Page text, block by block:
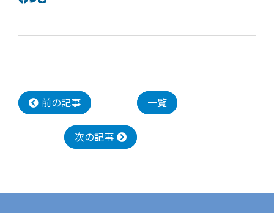
前の記事 一覧
次の記事